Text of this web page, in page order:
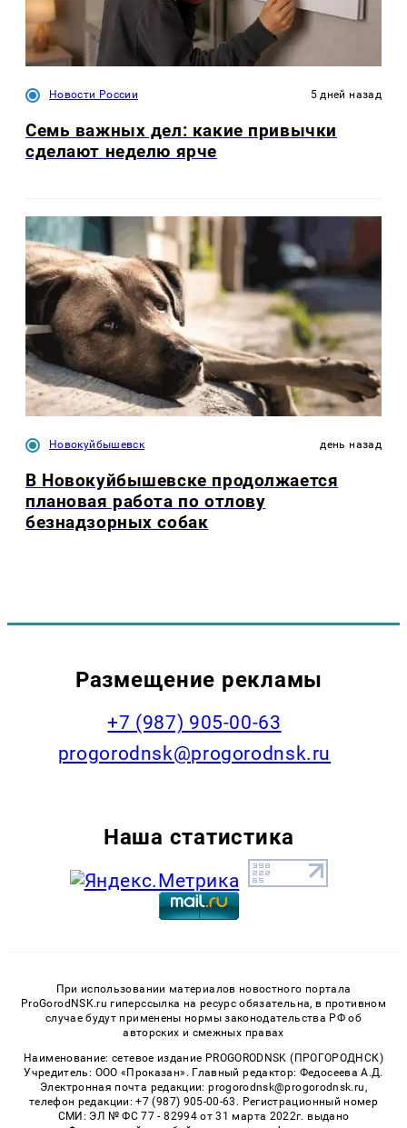
Новости России 5 дней назад
Семь важных дел: какие привычки
сделают неделю ярче
Новокуйбышевск день назад
В Новокуйбышевске продолжается
плановая работа по отлову
безнадзорных собак
Размещение рекламы
+7 (987) 905-00-63
progorodnsk@progorodnsk.ru
Наша статистика
При использовании материалов новостного портала
ProGorodNSK.ru гиперссылка на ресурс обязательна, в противном
случае будут применены нормы законодательства РФ об
авторских и смежных правах
Наименование: сетевое издание PROGORODNSK (ПРОГОРОДНСК)
Учредитель: ООО «Проказан». Главный редактор: Федосеева А.Д.
Электронная почта редакции: progorodnsk@progorodnsk.ru,
телефон редакции: +7 (987) 905-00-63. Регистрационный номер
СМИ: ЭЛ № ФС 77 - 82994 от 31 марта 2022г. выдано